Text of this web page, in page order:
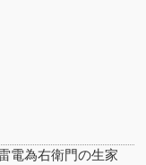
電為右衛門の生家